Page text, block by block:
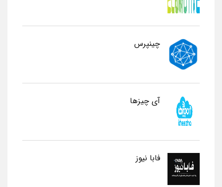
چینپرس
آی چیزها
فابا نیوز